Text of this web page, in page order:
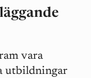
vara
utbildningar